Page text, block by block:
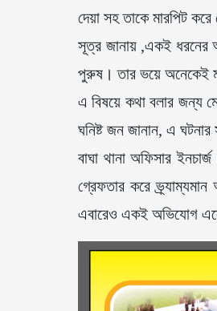
দেয়া সহ তাকে মারপিট
সূত্র জানায় ,একই ধরনের
পুরুষ। তার ভয়ে অনেকেই
এ বিষয়ে কথা বলার জন্য
ঘনিষ্ট জন জানান, এ
বাঘা থানা অফিসার
গ্রেফতার করে
এবারেও একই অভিযোগ